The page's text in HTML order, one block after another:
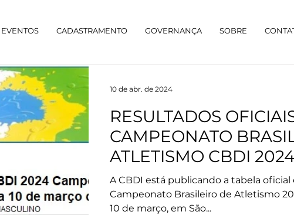
EVENTOS CADASTRAMENTO GOVERNANÇA SOBRE
RESULTADOS
CAMPEONATO
ATLETISMO CBDI
A CBDI está publicando a tabela
Campeonato Brasileiro de Atletismo
10 de março, em São...
10 de abr. de 2024